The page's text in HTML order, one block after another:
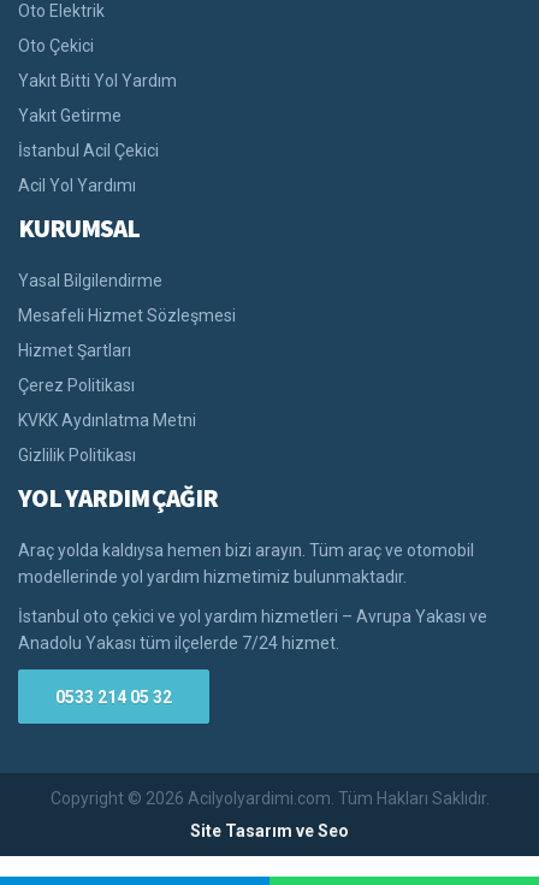
Oto Elektrik
Oto Çekici
Yakıt Bitti Yol Yardım
Yakıt Getirme
İstanbul Acil Çekici
Acil Yol Yardımı
KURUMSAL
Yasal Bilgilendirme
Mesafeli Hizmet Sözleşmesi
Hizmet Şartları
Çerez Politikası
KVKK Aydınlatma Metni
Gizlilik Politikası
YOL YARDIM ÇAĞIR
Araç yolda kaldıysa hemen bizi arayın. Tüm araç ve otomobil
modellerinde yol yardım hizmetimiz bulunmaktadır.
İstanbul oto çekici ve yol yardım hizmetleri – Avrupa Yakası ve
Anadolu Yakası tüm ilçelerde 7/24 hizmet.
0533 214 05 32
Copyright © 2026 Acilyolyardimi.com. Tüm Hakları Saklıdır.
Site Tasarım ve Seo